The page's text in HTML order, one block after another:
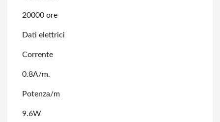
20000 ore
Dati elettrici
Corrente
0.8A/m.
Potenza/m
9.6W